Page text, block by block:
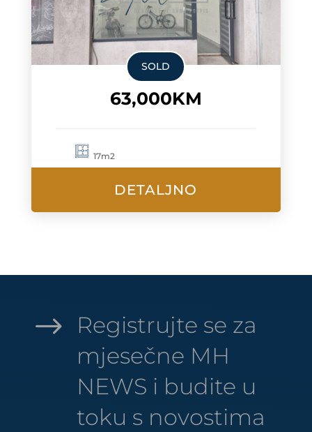
SOLD
63,000KM
17m2
DETALJNO
$
Registrujte se za
mjesečne MH
NEWS i budite u
toku s novostima